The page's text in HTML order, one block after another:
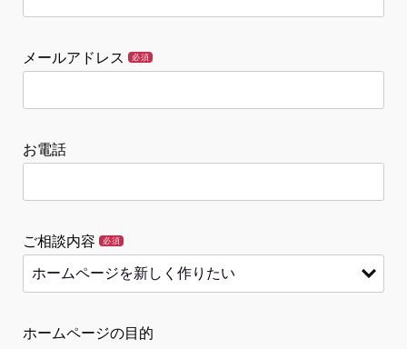
メールアドレス 必須
お電話
ご相談内容 必須
ホームページの目的